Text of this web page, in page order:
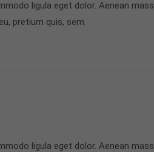
ligula eget dolor. Aenean
pretium quis, sem.
ligula eget dolor. Aenean